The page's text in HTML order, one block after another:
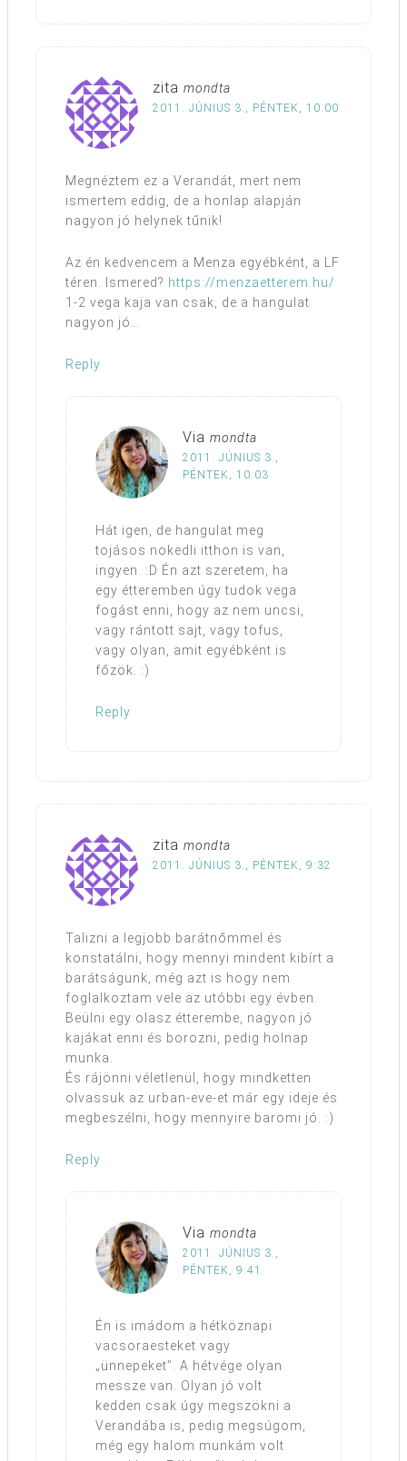
zita mondta
2011. JÚNIUS 3., PÉNTEK, 10:00
Megnéztem ez a Verandát, mert nem
ismertem eddig, de a honlap alapján
nagyon jó helynek tűnik!
Az én kedvencem a Menza egyébként, a LF
téren. Ismered? https://menzaetterem.hu/
1-2 vega kaja van csak, de a hangulat
nagyon jó…
Reply
Via mondta
2011. JÚNIUS 3.,
PÉNTEK, 10:03
Hát igen, de hangulat meg
tojásos nokedli itthon is van,
ingyen. :D Én azt szeretem, ha
egy étteremben úgy tudok vega
fogást enni, hogy az nem uncsi,
vagy rántott sajt, vagy tofus,
vagy olyan, amit egyébként is
főzök. :)
Reply
zita mondta
2011. JÚNIUS 3., PÉNTEK, 9:32
Talizni a legjobb barátnőmmel és
konstatálni, hogy mennyi mindent kibírt a
barátságunk, még azt is hogy nem
foglalkoztam vele az utóbbi egy évben.
Beülni egy olasz étterembe, nagyon jó
kajákat enni és borozni, pedig holnap
munka.
És rájönni véletlenül, hogy mindketten
olvassuk az urban-eve-et már egy ideje és
megbeszélni, hogy mennyire baromi jó. :)
Reply
Via mondta
2011. JÚNIUS 3.,
PÉNTEK, 9:41
Én is imádom a hétköznapi
vacsoraesteket vagy
„ünnepeket”. A hétvége olyan
messze van. Olyan jó volt
kedden csak úgy megszökni a
Verandába is, pedig megsúgom,
még egy halom munkám volt